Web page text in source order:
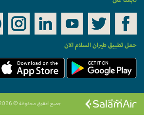
حمل تطبيق طيران السلام الان
جميع الحقوق محفوظة © 2026